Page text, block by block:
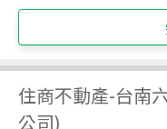
住商不動產-台南
公司)